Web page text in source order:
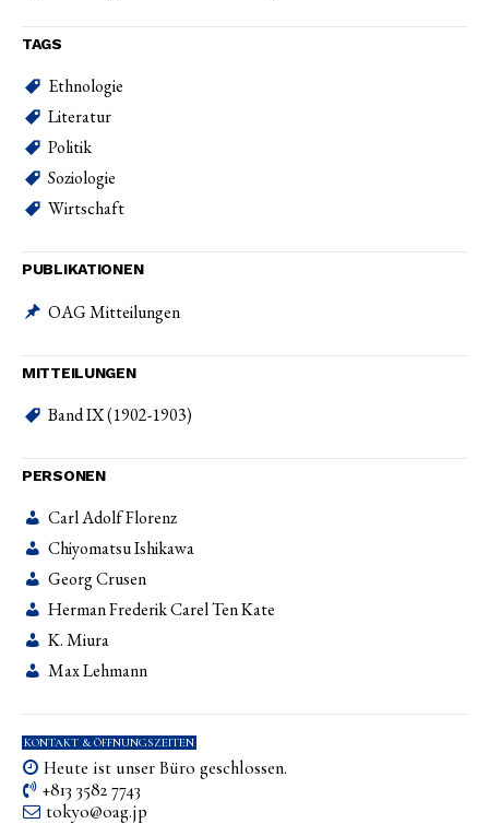
TAGS
Ethnologie
Literatur
Politik
Soziologie
Wirtschaft
PUBLIKATIONEN
OAG Mitteilungen
MITTEILUNGEN
Band IX (1902-1903)
PERSONEN
Carl Adolf Florenz
Chiyomatsu Ishikawa
Georg Crusen
Herman Frederik Carel Ten Kate
K. Miura
Max Lehmann
KONTAKT & ÖFFNUNGSZEITEN
Heute ist unser Büro geschlossen.
+813 3582 7743
tokyo­@­oag­.­jp